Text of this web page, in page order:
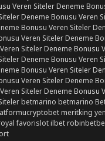
Veren SitelerDeneme
Deneme Bonusu Veren
Bonusu Veren Siteler
Veren SitelerDeneme
SitelerDeneme Bonusu
Deneme Bonusu Veren
Bonusu Veren Siteler
Veren SitelerDeneme
SitelerDeneme Bonusu
betmarino betmarino
cryptobetmeritking
favorislotilbetrobinbet